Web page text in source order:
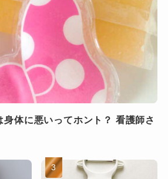
身体に悪いってホント？ 看護師さ